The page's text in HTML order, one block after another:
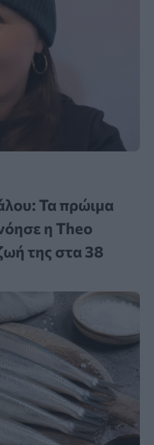
Τα πρώιμα
η Theo
της στα 38